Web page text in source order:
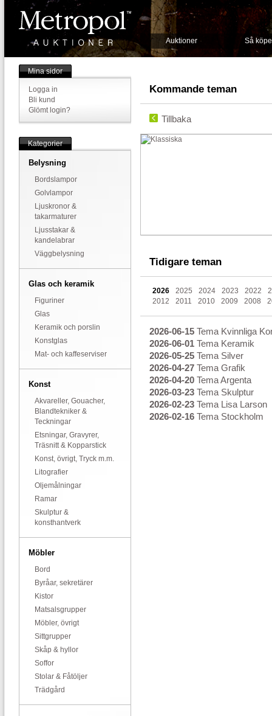
Auktioner Så
Mina sidor
Logga in
Bli kund
Glömt login?
Kategorier
Belysning
Bordslampor
Golvlampor
Ljuskronor &
takarmaturer
Ljusstakar &
kandelabrar
Väggbelysning
Glas och keramik
Figuriner
Glas
Keramik och porslin
Konstglas
Mat- och kaffeserviser
Konst
Akvareller, Gouacher,
Blandtekniker &
Teckningar
Etsningar, Gravyrer,
Träsnitt & Kopparstick
Konst, övrigt, Tryck m.m.
Litografier
Oljemålningar
Ramar
Skulptur &
konsthantverk
Möbler
Bord
Byråar, sekretärer
Kistor
Matsalsgrupper
Möbler, övrigt
Sittgrupper
Skåp & hyllor
Soffor
Stolar & Fåtöljer
Trädgård
Kommande teman
Tillbaka
Tidigare teman
2026 2025 2024 2023 2022
2012
2011 2010 2009 2008
2026-06-15 Tema Kvinnliga
2026-06-01 Tema Keramik
2026-05-25 Tema Silver
2026-04-27 Tema Grafik
2026-04-20 Tema Argenta
2026-03-23 Tema Skulptur
2026-02-23 Tema Lisa Larson
2026-02-16 Tema Stockholm